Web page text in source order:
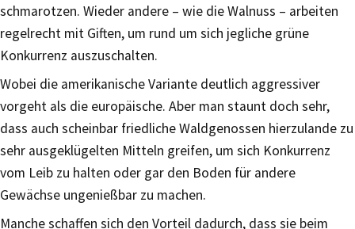
schmarotzen. Wieder andere – wie die Walnuss – arbeiten
regelrecht mit Giften, um rund um sich jegliche grüne
Konkurrenz auszuschalten.
Wobei die amerikanische Variante deutlich aggressiver
vorgeht als die europäische. Aber man staunt doch sehr,
dass auch scheinbar friedliche Waldgenossen hierzulande zu
sehr ausgeklügelten Mitteln greifen, um sich Konkurrenz
vom Leib zu halten oder gar den Boden für andere
Gewächse ungenießbar zu machen.
Manche schaffen sich den Vorteil dadurch, dass sie beim